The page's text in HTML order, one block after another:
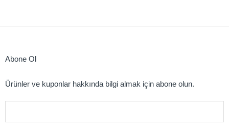
Abone Ol
Ürünler ve kuponlar hakkında bilgi almak için abone olun.